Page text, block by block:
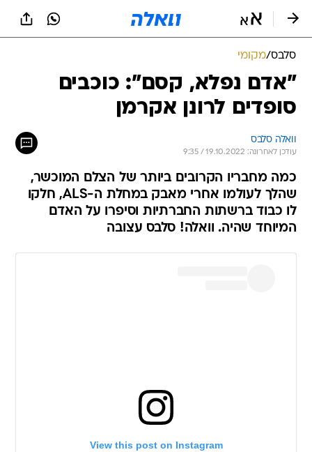
סלבס/מקומי
"אדם נפלא, קסם": כוכבים
סופדים לרונן אקרמן
וואלה סלבס
עודכן לאחרונה: 19.10.2022 / 9:35
כמה מחבריו הקרובים ביותר של הצלם המוכשר,
שהלך לעולמו אחרי מאבק במחלת ה-ALS, חלקו
לו כבוד ברשתות החברתיות וסיפרו על האדם
המיוחד שהיה. וואלה! סלבס עצובה
View this post on Instagram